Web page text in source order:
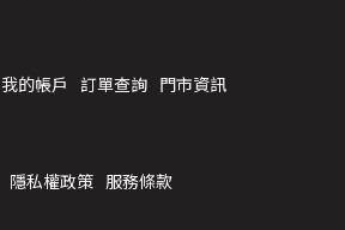
我的帳戶 訂單查詢 門市資訊
隱私權政策 服務條款